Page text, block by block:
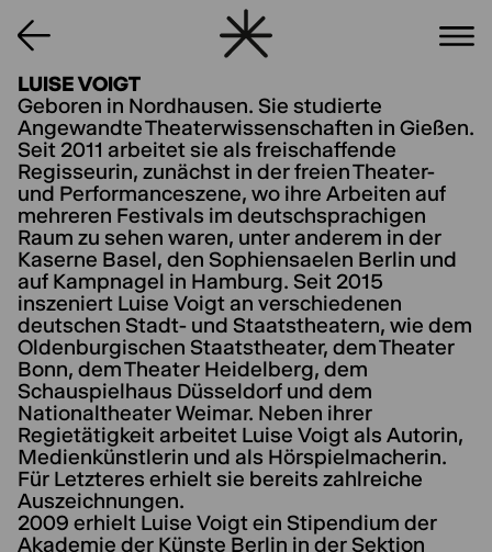
LUISE VOIGT
Geboren in Nordhausen. Sie studierte
Angewandte Theaterwissenschaften in Gießen.
Seit 2011 arbeitet sie als freischaffende
Regisseurin, zunächst in der freien Theater-
und Performanceszene, wo ihre Arbeiten auf
mehreren Festivals im deutschsprachigen
Raum zu sehen waren, unter anderem in der
Kaserne Basel, den Sophiensaelen Berlin und
auf Kampnagel in Hamburg. Seit 2015
inszeniert Luise Voigt an verschiedenen
deutschen Stadt- und Staatstheatern, wie dem
Oldenburgischen Staatstheater, dem Theater
Bonn, dem Theater Heidelberg, dem
Schauspielhaus Düsseldorf und dem
Nationaltheater Weimar. Neben ihrer
Regietätigkeit arbeitet Luise Voigt als Autorin,
Medienkünstlerin und als Hörspielmacherin.
Für Letzteres erhielt sie bereits zahlreiche
Auszeichnungen.
2009 erhielt Luise Voigt ein Stipendium der
Akademie der Künste Berlin in der Sektion